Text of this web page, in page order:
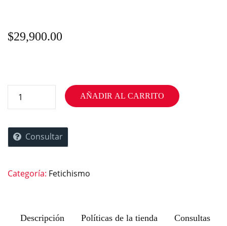
$29,900.00
AÑADIR AL CARRITO
Consultar
Categoría: Fetichismo
Descripción Políticas de la tienda Consultas